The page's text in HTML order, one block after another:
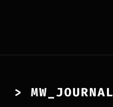
> MW_JOURNAL